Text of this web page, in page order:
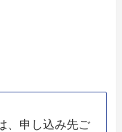
、申し込み先ご